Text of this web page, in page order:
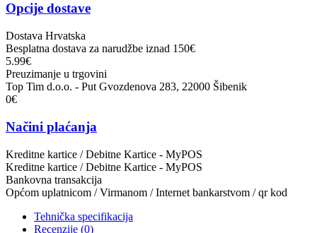
Opcije dostave
Dostava Hrvatska
Besplatna dostava za narudžbe iznad 150€
5.99€
Preuzimanje u trgovini
Top Tim d.o.o. - Put Gvozdenova 283, 22000 Šibenik
0€
Načini plaćanja
Kreditne kartice / Debitne Kartice - MyPOS
Kreditne kartice / Debitne Kartice - MyPOS
Bankovna transakcija
Općom uplatnicom / Virmanom / Internet bankarstvom / qr kod
Tehnička specifikacija
Recenzije (0)